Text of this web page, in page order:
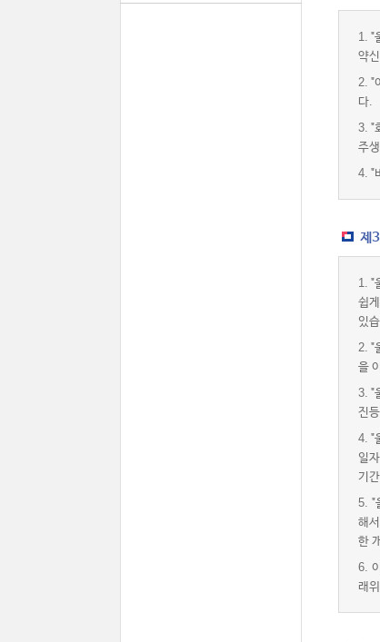
1. "
약
2. "
다.
3. "
주
4. "
제
1. "
쉽
있
2. "
을
3. "
진
4. "
일
기
5. "
해
한
6.
래